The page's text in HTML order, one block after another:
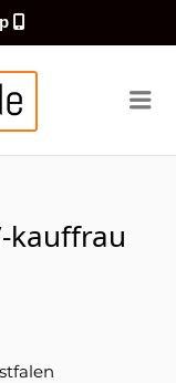
kauffrau